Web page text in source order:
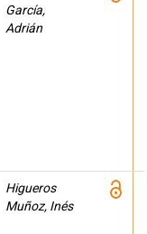
García,
Adrián
Higueros
Muñoz, Inés